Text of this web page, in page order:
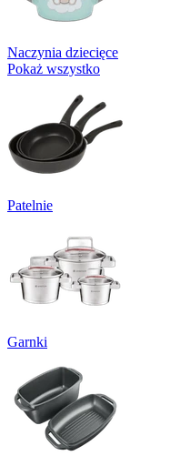
Naczynia dziecięce
Pokaż wszystko
Patelnie
Garnki